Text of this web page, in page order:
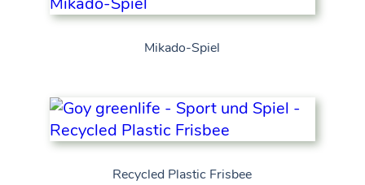
Mikado-Spiel
Recycled Plastic Frisbee